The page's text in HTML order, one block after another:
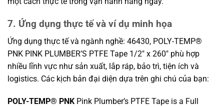
7. Ứng dụng thực tế và ví dụ minh họa
Ứng dụng thực tế và ngành nghề: 46430, POLY-TEMP®
PNK PINK PLUMBER’S PTFE Tape 1/2″ x 260″ phù hợp
nhiều lĩnh vực như sản xuất, lắp ráp, bảo trì, tiện ích và
logistics. Các kịch bản đại diện dựa trên ghi chú của bạn:
POLY-TEMP® PNK Pink Plumber’s PTFE Tape is a Full